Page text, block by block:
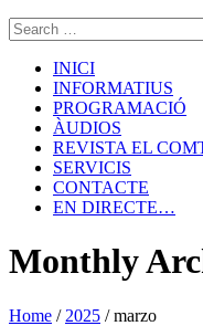
INICI
INFORMATIUS
PROGRAMACIÓ
ÀUDIOS
REVISTA EL
SERVICIS
CONTACTE
EN DIRECTE…
Monthly
Home / 2025 /marzo